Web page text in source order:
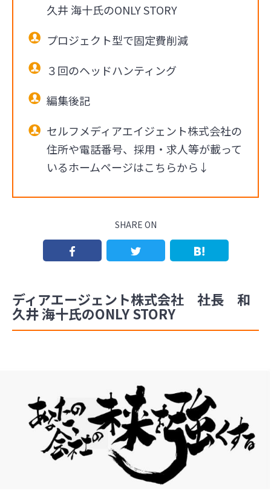
久井 海十氏のONLY STORY
プロジェクト型で固定費削減
３回のヘッドハンティング
編集後記
セルフメディアエイジェント株式会社の
住所や電話番号、採用・求人等が載って
いるホームページはこちらから↓
SHARE ON
ディアエージェント株式会社 社長 和
久井 海十氏のONLY STORY